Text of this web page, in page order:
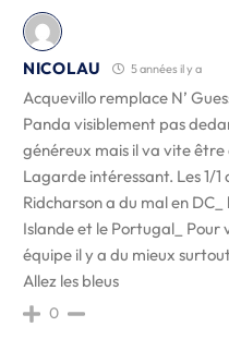
NICOLAU 5 années il y a
Acquevillo remplace N’
Panda visiblement pas
généreux mais il va vite
Lagarde intéressant. Les 1/
Ridcharson a du mal en
Islande et le Portugal_ Pour
équipe il y a du mieux
Allez les bleus
0